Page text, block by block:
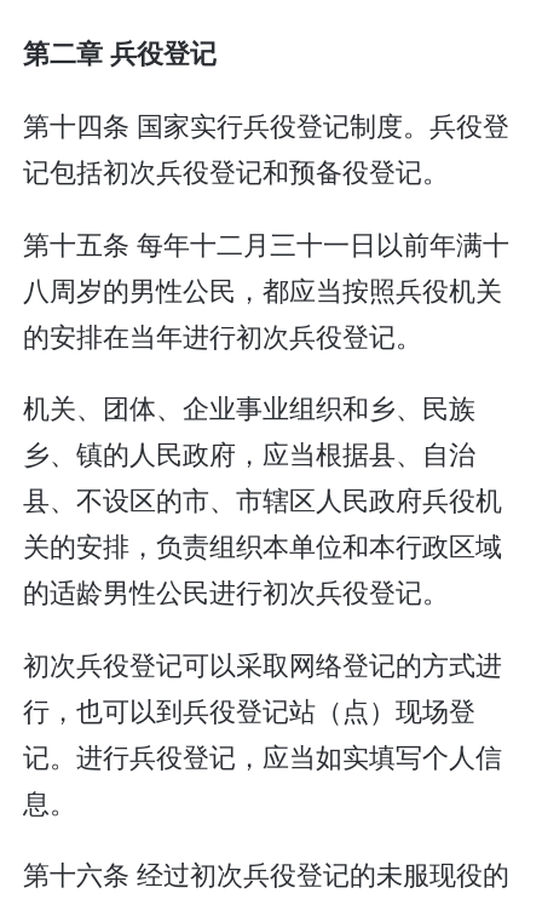
第二章 兵役登记
第十四条 国家实行兵役登记制度。兵役登
记包括初次兵役登记和预备役登记。
第十五条 每年十二月三十一日以前年满十
八周岁的男性公民，都应当按照兵役机关
的安排在当年进行初次兵役登记。
机关、团体、企业事业组织和乡、民族
乡、镇的人民政府，应当根据县、自治
县、不设区的市、市辖区人民政府兵役机
关的安排，负责组织本单位和本行政区域
的适龄男性公民进行初次兵役登记。
初次兵役登记可以采取网络登记的方式进
行，也可以到兵役登记站（点）现场登
记。进行兵役登记，应当如实填写个人信
息。
第十六条 经过初次兵役登记的未服现役的